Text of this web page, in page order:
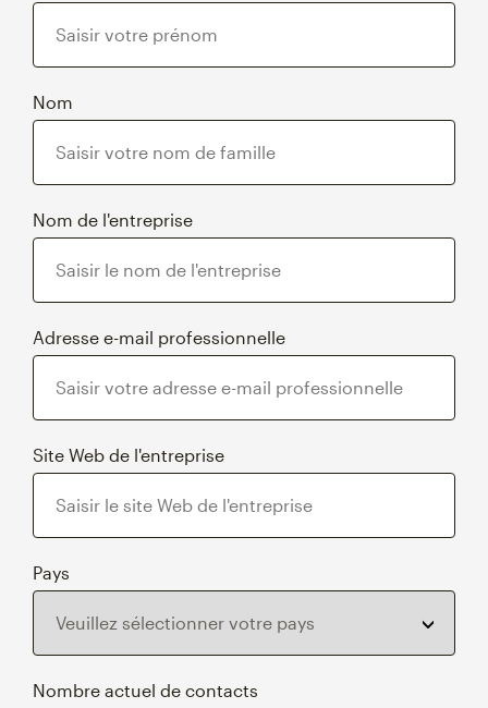
Nom
Nom de l'entreprise
Adresse e-mail professionnelle
Site Web de l'entreprise
Pays
Nombre actuel de contacts